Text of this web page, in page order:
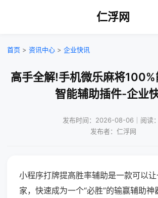
仁浮网
首页 > 资讯中心 > 企业快讯
高手全解!手机微乐麻将100%
智能辅助插件-企业
发布时间：2026-08-06｜阅读
发布者：仁浮网
小程序打牌提高胜率辅助是一款可以
家，快速成为一个“必胜”的输赢辅助神